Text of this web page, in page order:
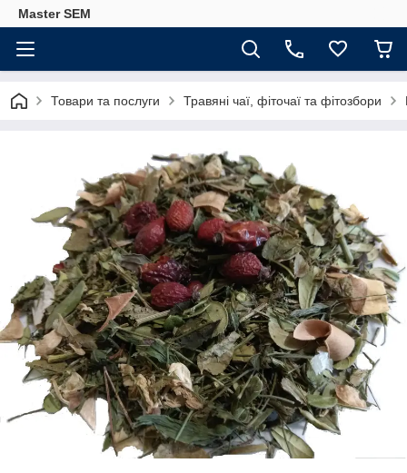
Master SEM
Товари та послуги Травяні чаї, фіточаї та фітозбори